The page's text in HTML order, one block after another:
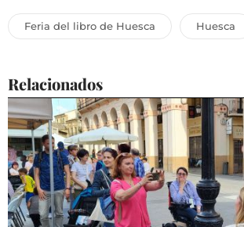
Feria del libro de Huesca Huesca
Relacionados